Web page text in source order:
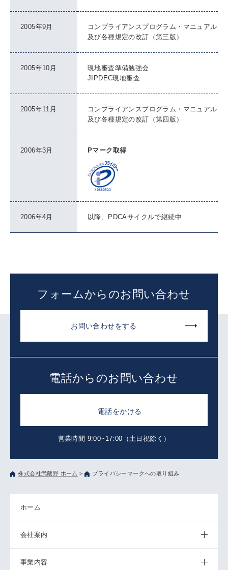
2005年9月
コンプライアンスプログラム・マニュアル
及び各種規定の改訂（第三版）
2005年10月
現地審査準備勉強会
JIPDEC現地審査
2005年11月
コンプライアンスプログラム・マニュアル
及び各種規定の改訂（第四版）
2006年3月 Pマーク取得
2006年4月 以降、PDCAサイクルで継続中
フォームからのお問い合わせ
お問い合わせをする
電話からのお問い合わせ
電話をかける
営業時間 9:00~17:00（土日祝除く）
株式会社武蔵野 ホーム > プライバシーマークへの取り組み
ホーム
会社案内
事業内容